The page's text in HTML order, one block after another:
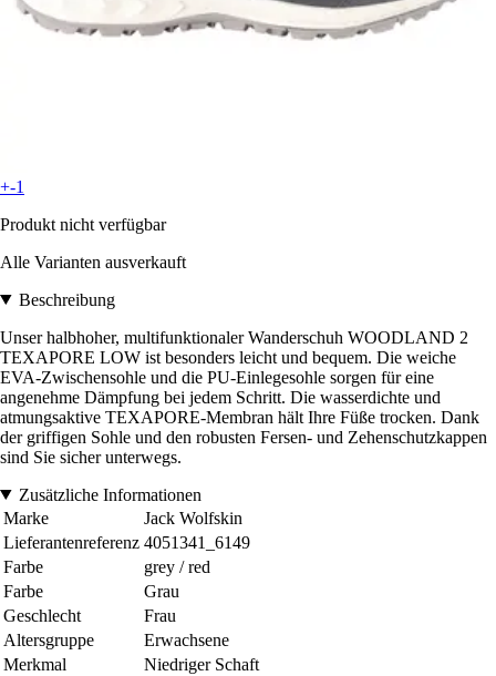
+-1
Produkt nicht verfügbar
Alle Varianten ausverkauft
Beschreibung
Unser halbhoher, multifunktionaler Wanderschuh WOODLAND 2
TEXAPORE LOW ist besonders leicht und bequem. Die weiche
EVA-Zwischensohle und die PU-Einlegesohle sorgen für eine
angenehme Dämpfung bei jedem Schritt. Die wasserdichte und
atmungsaktive TEXAPORE-Membran hält Ihre Füße trocken. Dank
der griffigen Sohle und den robusten Fersen- und Zehenschutzkappen
sind Sie sicher unterwegs.
Zusätzliche Informationen
Marke
Jack Wolfskin
Lieferantenreferenz 4051341_6149
Farbe
grey / red
Farbe
Grau
Geschlecht
Frau
Altersgruppe
Erwachsene
Merkmal
Niedriger Schaft